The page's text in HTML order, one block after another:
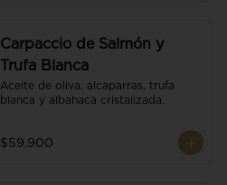
Carpaccio de Salmón y
Trufa Blanca
Aceite de oliva, alcaparras, trufa
blanca y albahaca cristalizada.
$59.900